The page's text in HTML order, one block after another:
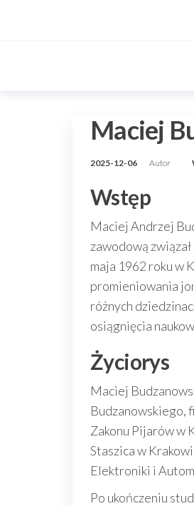
Maciej
2025-12-06 Autor
Wstęp
Maciej Andrzej
zawodową
maja 1962 roku w
promieniowania
różnych
osiągnięcia
Życiorys
Maciej
Budzanowskiego,
Zakonu Pijarów w
Staszica w
Elektroniki i
Po ukończeniu